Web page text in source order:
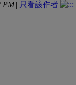
PM| 只看該作者